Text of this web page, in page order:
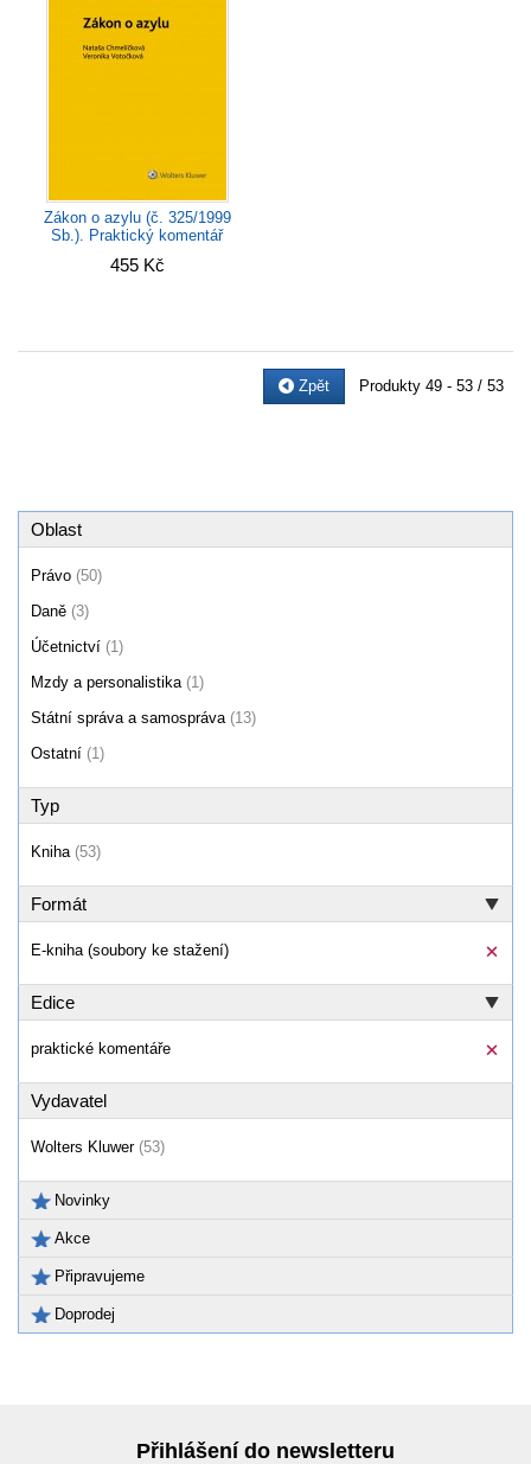
Zákon o azylu (č. 325/1999
Sb.). Praktický komentář
455 Kč
Zpět Produkty 49 - 53 / 53
Oblast
Právo (50)
Daně (3)
Účetnictví (1)
Mzdy a personalistika (1)
Státní správa a samospráva (13)
Ostatní (1)
Typ
Kniha (53)
Formát
E-kniha (soubory ke stažení)
Edice
praktické komentáře
Vydavatel
Wolters Kluwer (53)
Novinky
Akce
Připravujeme
Doprodej
Přihlášení do newsletteru